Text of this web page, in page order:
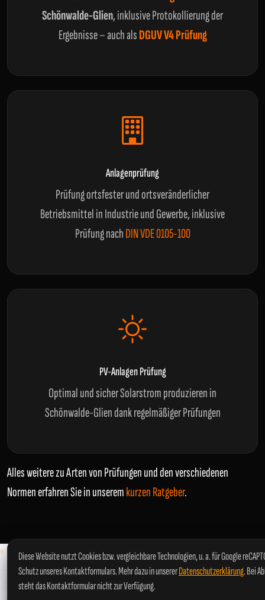
Schönwalde-Glien, inklusive Protokollierung der
Ergebnisse – auch alsDGUV V4 Prüfung
Anlagenprüfung
Prüfung ortsfester und ortsveränderlicher
Betriebsmittel in Industrie und Gewerbe, inklusive
Prüfung nachDIN VDE 0105-100
PV-Anlagen Prüfung
Optimal und sicher Solarstrom produzieren in
Schönwalde-Glien dank regelmäßiger Prüfungen
Alles weitere zu Arten von Prüfungen und den verschiedenen
Normen erfahren Sie in unseremkurzen Ratgeber.
SO EINFACH GEHT'S
Diese Website nutzt Cookies bzw. vergleichbare Technologien, u. a. für Google
Schutz unseres Kontaktformulars. Mehr dazu in unsererDatenschutzerklärung. Bei
steht das Kontaktformular nicht zur Verfügung.